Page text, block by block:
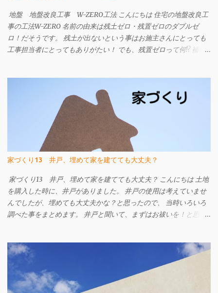
地盤 地盤改良工事 W-ZERO工法 こんにちは 住宅の地盤改良工
事の工法W-ZERO 名前の由来は残土ゼロ・残置ゼロのダブルゼ
ロ！だそうです。 残土が出ないという事はお施主さんにとっても
工事担当者にとってもありがたい！ でも、残置ゼロって何!? 補強
は土地の支持力も活かして改良工事の内容を考えられています。
ですから、杭の本数が従来より少なくなったり、施工日数が少な
くて済むなどのメリットがあります。 地盤改良工事は建物を支え
る事が一番です。 地震や液状化による被害がゼロになる工事では
ありませんが、 地盤補強工事を行っている建物と比べ地震による
被害は小さくなります。 地盤改良工事をご検討中の方はW-ZERO
工法も候補に挙げてみてはいかがでしょうか。 詳しくはこちらの
ページへ W-ZERO工法 地盤調査・地盤改良工事のご相談は㈱
FACEまで e-mail info@face215.com tel 087-813-6811
家づくり13 井戸、埋めて家を建てても大丈夫？
家づくり13 井戸、埋めて家を建てても大丈夫？ こんにちは 土地
を購入した時に、井戸がありました。 井戸の使用は考えていませ
んでしたが、埋めても大丈夫かな？と思ったので、 当時いろいろ
調べた事をまとめます。 井戸と聞いて、まずはお祓いを！と思い
が進まない、ちょっとしたケガをする。 ということがあり、工事
の途中で改めてお祓いをした。という記憶があったからです。 購
入した土地に井戸は２つあり、１つは干上がっていたようでし
た。 もう一つはしっかりと水が出る井戸です。 干上がったものは